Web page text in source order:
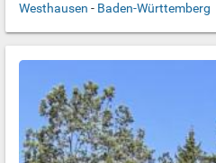
Westhausen - Baden-Württemberg